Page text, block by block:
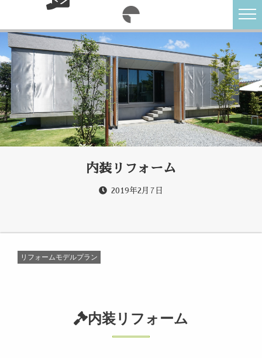
内装リフォーム
2019年2月7日
リフォームモデルプラン
内装リフォーム